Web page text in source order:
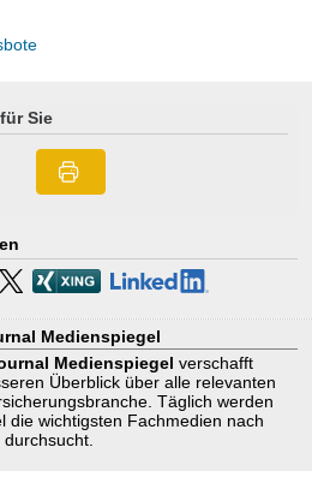
Sie
Medienspiegel
Medienspiegel verschafft
Überblick über alle relevanten
Täglich werden
die wichtigsten Fachmedien nach